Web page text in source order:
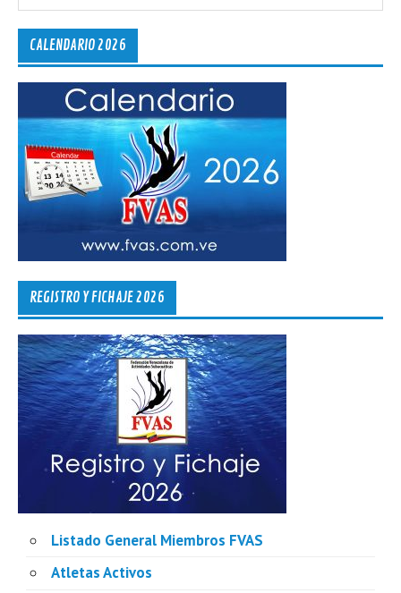
CALENDARIO 2026
REGISTRO Y FICHAJE 2026
Listado General Miembros FVAS
Atletas Activos